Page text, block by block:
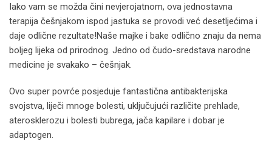
Iako vam se možda čini nevjerojatnom, ova jednostavna
terapija češnjakom ispod jastuka se provodi već desetljećima i
daje odlične rezultate!Naše majke i bake odlično znaju da nema
boljeg lijeka od prirodnog. Jedno od čudo-sredstava narodne
medicine je svakako – češnjak.
Ovo super povrće posjeduje fantastična antibakterijska
svojstva, liječi mnoge bolesti, uključujući različite prehlade,
aterosklerozu i bolesti bubrega, jača kapilare i dobar je
adaptogen.